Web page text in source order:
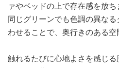
ァやベッドの上で存在感を放ち
同じグリーンでも色調の異な
わせることで、奥行きのある空
触れるたびに心地よさを感じ